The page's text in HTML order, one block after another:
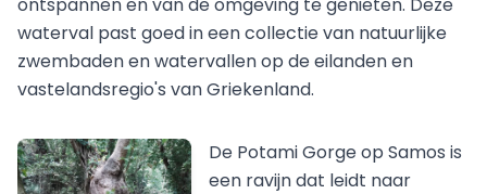
waterval past goed in een collectie van natuurlijke
zwembaden en watervallen op de eilanden en
vastelandsregio's van Griekenland.
De Potami Gorge op Samos is
een ravijn dat leidt naar